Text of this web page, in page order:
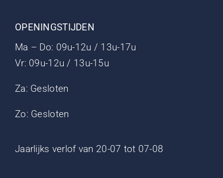
OPENINGSTIJDEN
Ma – Do: 09u-12u / 13u-17u
Vr: 09u-12u / 13u-15u
Za: Gesloten
Zo: Gesloten
Jaarlijks verlof van 20-07 tot 07-08